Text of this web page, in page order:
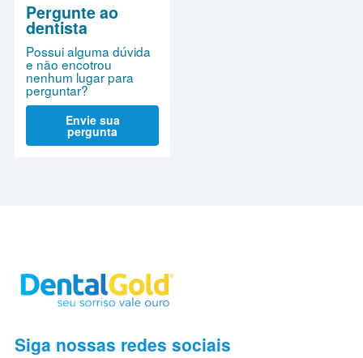
Pergunte ao
dentista
Possui alguma dúvida
e não encotrou
nenhum lugar para
perguntar?
Envie sua
pergunta
Siga nossas redes sociais